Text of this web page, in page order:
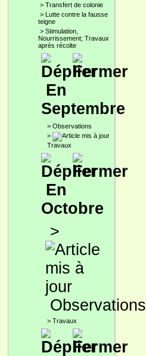
> Transfert de colonie
> Lutte contre la fausse
teigne
> Stimulation,
Nourrissement; Travaux
après récolte
En
Septembre
> Observations
>
Travaux
En
Octobre
>
Observations
> Travaux